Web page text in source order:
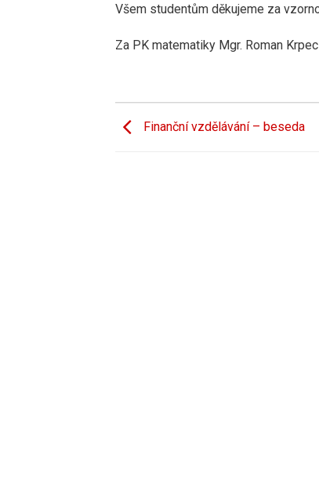
Všem studentům děkujeme za
Za PK matematiky Mgr. Roman Krpec
Finanční vzdělávání – beseda